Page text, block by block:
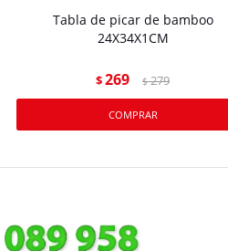
Tabla de picar de bamboo
24X34X1CM
$269 $ 279